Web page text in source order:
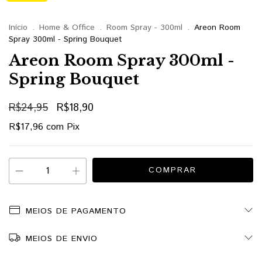
Início . Home & Office . Room Spray - 300ml . Areon Room
Spray 300ml - Spring Bouquet
Areon Room Spray 300ml -
Spring Bouquet
R$24,95 R$18,90
R$17,96 com Pix
MEIOS DE PAGAMENTO
MEIOS DE ENVIO